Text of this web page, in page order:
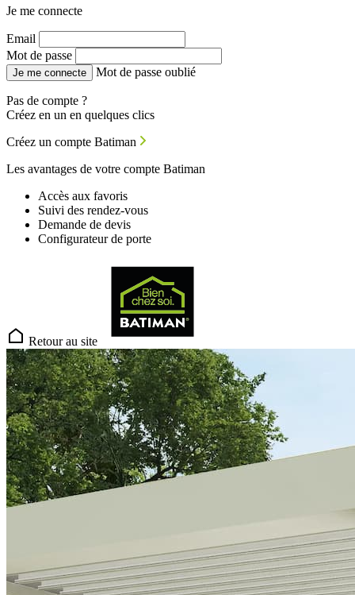
Je me connecte
Email
Mot de passe
Je me connecte Mot de passe oublié
Pas de compte ?
Créez en un en quelques clics
Créez un compte Batiman
Les avantages de votre compte Batiman
Accès aux favoris
Suivi des rendez-vous
Demande de devis
Configurateur de porte
Retour au site